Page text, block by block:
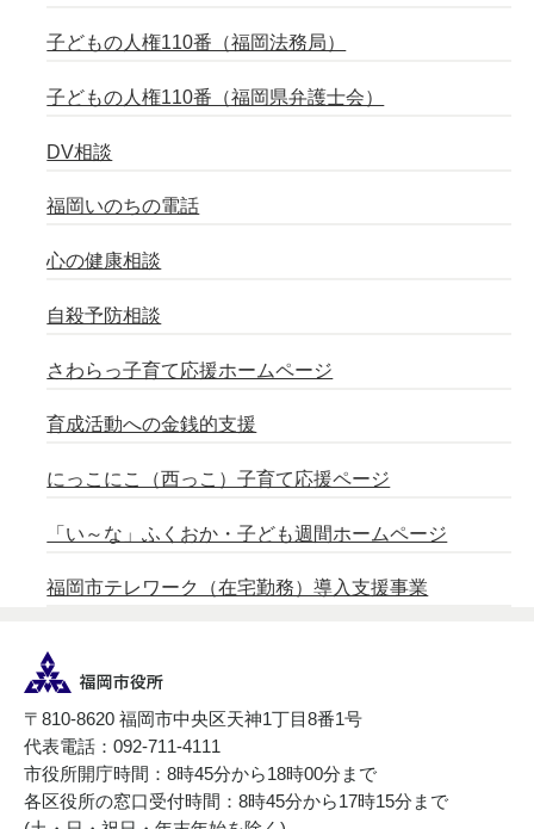
子どもの人権110番（福岡法務局）
子どもの人権110番（福岡県弁護士会）
DV相談
福岡いのちの電話
心の健康相談
自殺予防相談
さわらっ子育て応援ホームページ
育成活動への金銭的支援
にっこにこ（西っこ）子育て応援ページ
「い～な」ふくおか・子ども週間ホームページ
福岡市テレワーク（在宅勤務）導入支援事業
〒810-8620 福岡市中央区天神1丁目8番1号
代表電話：092-711-4111
市役所開庁時間：8時45分から18時00分まで
各区役所の窓口受付時間：8時45分から17時15分まで